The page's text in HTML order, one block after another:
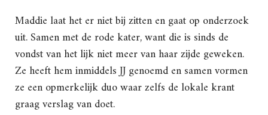
Maddie laat het er niet bij zitten en gaat op onderzoek
uit. Samen met de rode kater, want die is sinds de
vondst van het lijk niet meer van haar zijde geweken.
Ze heeft hem inmiddels JJ genoemd en samen vormen
ze een opmerkelijk duo waar zelfs de lokale krant
graag verslag van doet.